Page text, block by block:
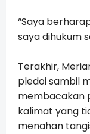
“Saya
saya dihukum
Terakhir,
pledoi sambil
membacakan
kalimat yang
menahan